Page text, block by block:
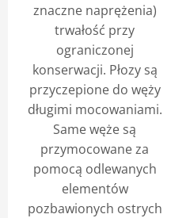
znaczne naprężenia)
trwałość przy
ograniczonej
konserwacji. Płozy są
przyczepione do węży
długimi mocowaniami.
Same węże są
przymocowane za
pomocą odlewanych
elementów
pozbawionych ostrych